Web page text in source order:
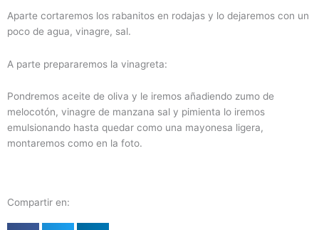
Aparte cortaremos los rabanitos en rodajas y lo dejaremos con un
poco de agua, vinagre, sal.
A parte prepararemos la vinagreta:
Pondremos aceite de oliva y le iremos añadiendo zumo de
melocotón, vinagre de manzana sal y pimienta lo iremos
emulsionando hasta quedar como una mayonesa ligera,
montaremos como en la foto.
Compartir en: